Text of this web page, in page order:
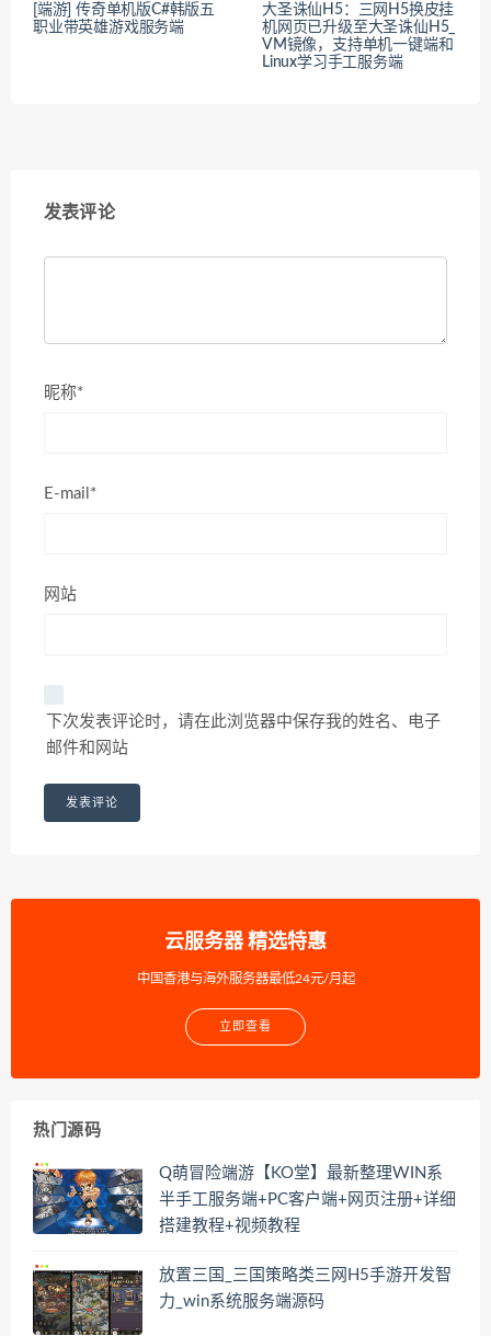
[端游] 传奇单机版C#韩版五
职业带英雄游戏服务端
大圣诛仙H5：三网H5换皮挂
机网页已升级至大圣诛仙H5_
VM镜像，支持单机一键端和
Linux学习手工服务端
发表评论
昵称*
E-mail*
网站
下次发表评论时，请在此浏览器中保存我的姓名、电子
邮件和网站
云服务器 精选特惠
中国香港与海外服务器最低24元/月起
立即查看
热门源码
Q萌冒险端游【KO堂】最新整理WIN系
半手工服务端+PC客户端+网页注册+详细
搭建教程+视频教程
放置三国_三国策略类三网H5手游开发智
力_win系统服务端源码